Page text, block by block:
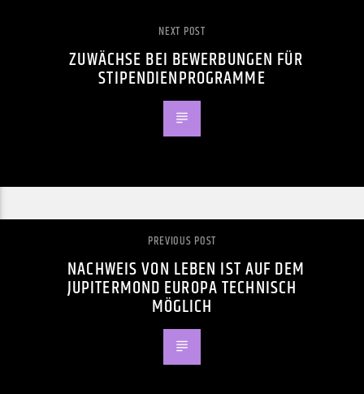
NEXT POST
ZUWÄCHSE BEI BEWERBUNGEN FÜR
STIPENDIENPROGRAMME
PREVIOUS POST
NACHWEIS VON LEBEN IST AUF DEM
JUPITERMOND EUROPA TECHNISCH
MÖGLICH